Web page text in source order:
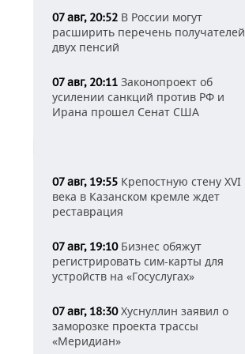
07 авг, 20:52 В России могут
расширить перечень получателей
двух пенсий
07 авг, 20:11 Законопроект об
усилении санкций против РФ и
Ирана прошел Сенат США
07 авг, 19:55 Крепостную стену XVI
века в Казанском кремле ждет
реставрация
07 авг, 19:10Бизнес обяжут
регистрировать сим-карты для
устройств на «Госуслугах»
07 авг, 18:30Хуснуллин заявил о
заморозке проекта трассы
«Меридиан»